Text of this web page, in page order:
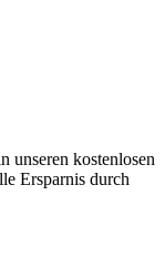
unseren kostenlosen
Ersparnis durch